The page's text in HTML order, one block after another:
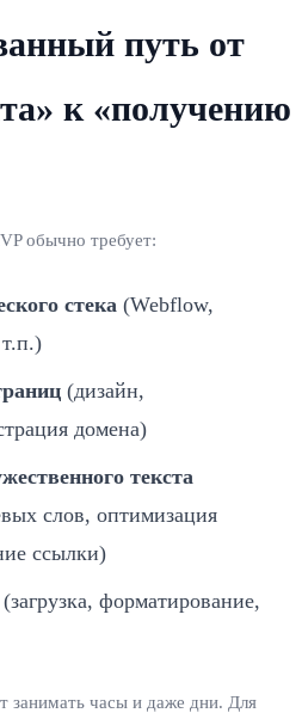
путь от
к «получению
обычно требует:
стека (Webflow,
(дизайн,
домена)
текста
слов, оптимизация
ссылки)
(загрузка, форматирование,
занимать часы и даже дни. Для